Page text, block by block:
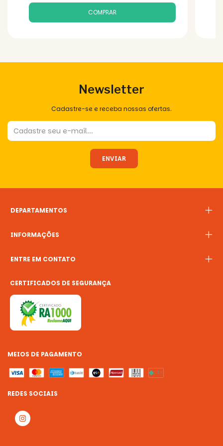
Newsletter
Cadastre-se e receba nossas ofertas.
DEPARTAMENTOS
INFORMAÇÕES
ENTRE EM CONTATO
CERTIFICADOS DE SEGURANÇA
MEIOS DE PAGAMENTO
REDES SOCIAIS